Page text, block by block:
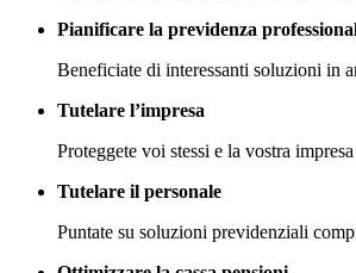
Pianificare la previdenza
Beneficiate di interessanti soluzioni in
Tutelare l’impresa
Proteggete voi stessi e la vostra
Tutelare il personale
Puntate su soluzioni previdenziali